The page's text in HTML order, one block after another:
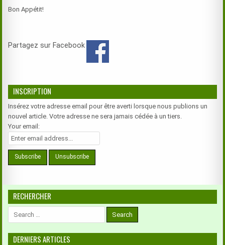
Bon Appétit!
Partagez sur Facebook
INSCRIPTION
Insérez votre adresse email pour être averti lorsque nous publions un
nouvel article. Votre adresse ne sera jamais cédée à un tiers.
Your email:
RECHERCHER
DERNIERS ARTICLES